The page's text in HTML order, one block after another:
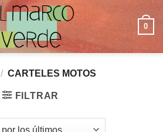
0
/ CARTELES MOTOS
FILTRAR